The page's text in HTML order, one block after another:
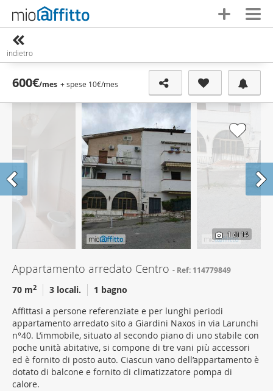
indietro
600€/mes + spese 10€/mes
1 di 14
Appartamento arredato Centro Ref: 114779849
70 m2 3 locali.
1 bagno
Affittasi a persone referenziate e per lunghi periodi
appartamento arredato sito a Giardini Naxos in via Larunchi
n°40. L’immobile, situato al secondo piano di uno stabile con
poche unità abitative, si compone di tre vani più accessori
ed è fornito di posto auto. Ciascun vano dell’appartamento è
dotato di balcone e fornito di climatizzatore pompa di
calore.